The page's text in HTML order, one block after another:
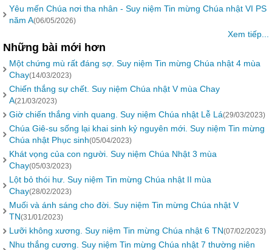
Yêu mến Chúa nơi tha nhân - Suy niệm Tin mừng Chúa nhật VI PS
năm A(06/05/2026)
Xem tiếp...
Những bài mới hơn
Một chứng mù rất đáng sợ. Suy niệm Tin mừng Chúa nhật 4 mùa
Chay(14/03/2023)
Chiến thắng sự chết. Suy niệm Chúa nhật V mùa Chay
A(21/03/2023)
Giờ chiến thắng vinh quang. Suy niệm Chúa nhật Lễ Lá(29/03/2023)
Chúa Giê-su sống lại khai sinh kỷ nguyên mới. Suy niệm Tin mừng
Chúa nhật Phục sinh(05/04/2023)
Khát vọng của con người. Suy niệm Chúa Nhật 3 mùa
Chay(05/03/2023)
Lột bỏ thói hư. Suy niệm Tin mừng Chúa nhật II mùa
Chay(28/02/2023)
Muối và ánh sáng cho đời. Suy niệm Tin mừng Chúa nhật V
TN(31/01/2023)
Lưỡi không xương. Suy niệm Tin mừng Chúa nhật 6 TN(07/02/2023)
Nhu thắng cương. Suy niệm Tin mừng Chúa nhật 7 thường niên